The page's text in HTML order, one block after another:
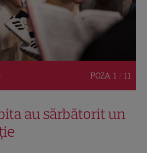
POZA 1 / 11
au sărbătorit un